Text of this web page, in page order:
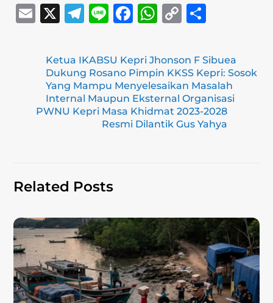
E
ai
X
T
e
gr
a
m
Li
e
F
c
e
b
o
o
W
at
s
A
p
p
C
p
y
Li
n
k
ar
e
Ketua IKABSU Kepri Jhonson F Sibuea
Dukung Rosano Pimpin KKSS Kepri: Sosok
Yang Mampu Menyelesaikan Masalah
Internal Maupun Eksternal Organisasi
PWNU Kepri Masa Khidmat 2023-2028
Resmi Dilantik Gus Yahya
Related Posts